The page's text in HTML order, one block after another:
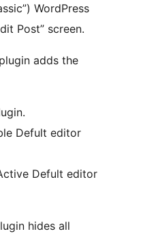
WordPress
Post” screen.
adds the
Defult editor
Defult editor
hides all